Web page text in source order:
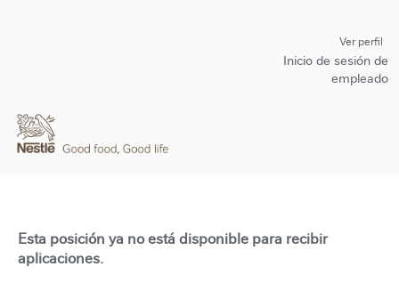
Ver perfil
Inicio de sesión de
empleado
Esta posición ya no está disponible para recibir
aplicaciones.